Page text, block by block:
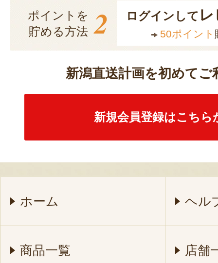
ポイントを
貯める方法 2 ログインして
50ポイント
新潟直送計画を初めてご
新規会員登録はこちら
ホーム ヘル
商品一覧 店舗